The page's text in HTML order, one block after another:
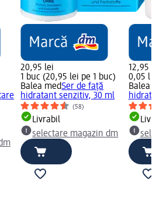
20,95 lei
1 buc (20,95 lei pe 1 buc)
Balea medSer de față
hidratant senzitiv, 30 ml
(58)
Livrabil
selectare magazin dm
12,95 lei
0,05 l
Balea